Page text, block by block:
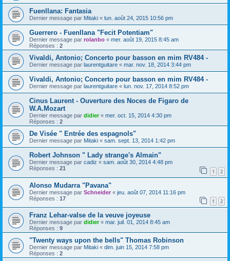
Fuenllana: Fantasia
Dernier message par Mitaki « lun. août 24, 2015 10:56 pm
Guerrero - Fuenllana "Fecit Potentiam"
Dernier message par rolanbo « mer. août 19, 2015 8:45 am
Réponses : 2
Vivaldi, Antonio; Concerto pour basson en mim RV484 -
Dernier message par laurentguitare « mar. nov. 18, 2014 3:44 pm
Vivaldi, Antonio; Concerto pour basson en mim RV484 -
Dernier message par laurentguitare « lun. nov. 17, 2014 8:52 pm
Cinus Laurent - Ouverture des Noces de Figaro de
W.A.Mozart
Dernier message par didier« mer. oct. 15, 2014 4:30 pm
Réponses : 2
De Visée " Entrée des espagnols"
Dernier message par Mitaki « sam. sept. 13, 2014 1:42 pm
Robert Johnson " Lady strange's Almain"
Dernier message par cadiz « sam. août 30, 2014 4:48 pm
Réponses : 21 1 2
Alonso Mudarra "Pavana"
Dernier message par Schneider « jeu. août 07, 2014 11:16 pm
Réponses : 17 1 2
Franz Lehar-valse de la veuve joyeuse
Dernier message par didier« mar. juil. 01, 2014 8:45 am
Réponses : 9
"Twenty ways upon the bells" Thomas Robinson
Dernier message par Mitaki « dim. juin 15, 2014 7:58 pm
Réponses : 2